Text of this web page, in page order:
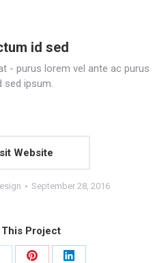
id sed
- purus lorem vel ante ac purus
sed ipsum.
Website
September 28, 2016
Project